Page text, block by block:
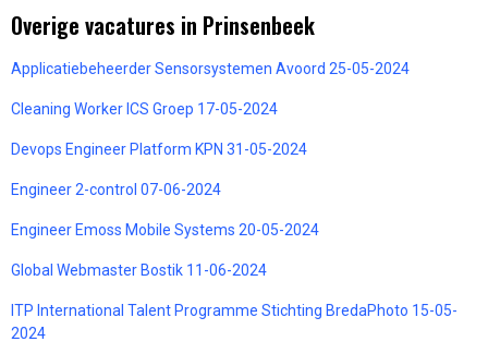
Overige vacatures in Prinsenbeek
Applicatiebeheerder Sensorsystemen Avoord 25-05-2024
Cleaning Worker ICS Groep 17-05-2024
Devops Engineer Platform KPN 31-05-2024
Engineer 2-control 07-06-2024
Engineer Emoss Mobile Systems 20-05-2024
Global Webmaster Bostik 11-06-2024
ITP International Talent Programme Stichting BredaPhoto 15-05-
2024